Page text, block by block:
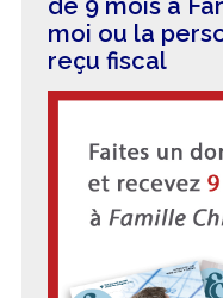
moi ou la
reçu fiscal